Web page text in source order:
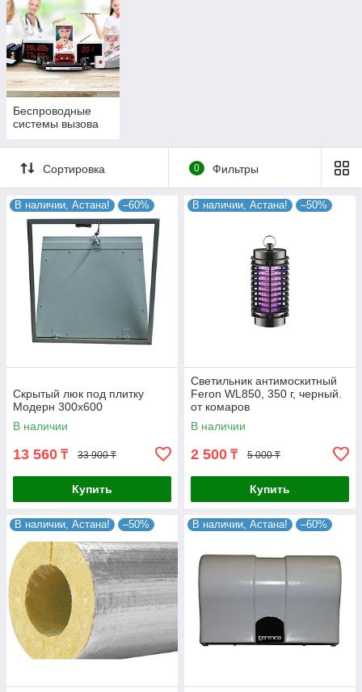
Беспроводные
системы вызова
Сортировка 0 Фильтры
В наличии, Астана! –60%
Скрытый люк под плитку
Модерн 300х600
В наличии
13 560 ₸ 33 900 ₸
Купить
В наличии, Астана! –50%
Светильник антимоскитный
Feron WL850, 350 г, черный.
от комаров
В наличии
2 500 ₸ 5 000 ₸
Купить
В наличии, Астана! –50% В наличии, Астана! –60%